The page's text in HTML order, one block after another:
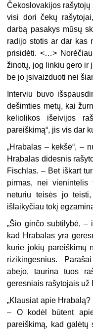
Čekoslovakijos
visi dori čekų
darbą pasakys mūsų
radijo stotis ar dar kas
prisidėti. <…>
žinotų, jog linkiu gero ir
be jo įsivaizduoti nei
Interviu buvo
dešimties metų, kai
keliolikos išeivijos
pareiškimą“, jis vis dar
„Hrabalas – kekšė“, –
Hrabalas didesnis
Fischlas. – Bet iškart
pirmas, nei vienintelis
neturiu teisės jo
išlaikyčiau tokį
„Šio ginčo subtilybė, –
kad Hrabalas yra
kurie jokių pareiškimų
rizikingesnius.
abejo, taurina tuos
geresniais rašytojais už
„Klausiat apie
– O kodėl būtent
pareiškimą, kad